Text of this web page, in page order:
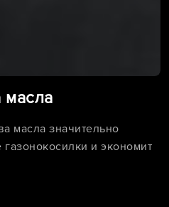
масла
масла значительно
и экономит